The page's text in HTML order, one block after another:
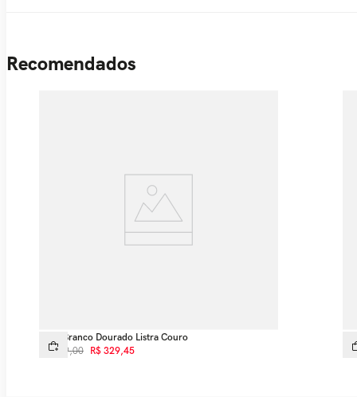
Recomendados
Tênis Branco Dourado Listra Couro
R$ 599,00 R$ 329,45
R$